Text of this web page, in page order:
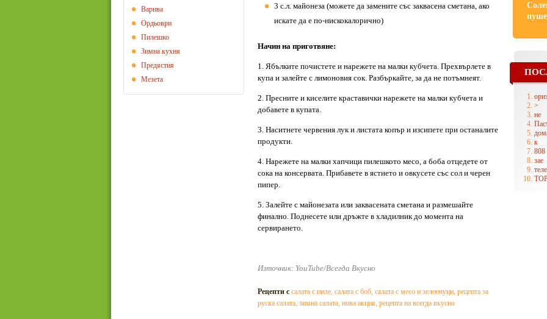
3 с.л. майонеза (можете да замените със заквасена сметана, ако
искате да е по-нискокалорично)
Начин на приготвяне:
1. Ябълките почистете и нарежете на малки кубчета. Прехвърлете в
купа и залейте с лимоновия сок. Разбъркайте, за да не потъмнеят.
2. Пресните и киселите краставички нарежете на малки кубчета и
добавете в купата.
3. Наситнете червения лук и листата копър и изсипете при останалите
продукти.
4. Нарежете на малки хапчици пилешкото месо, а боба отцедете от
сока на консервата. Прибавете в ястието и овкусете със сол и черен
пипер.
5. Залейте с майонезата или заквасената сметана и размешайте
финално. Поднесете или дръжте в хладилник до момента на
сервирането.
Източник: YouTube/Всегда Вкусно
Рецепти с салата с пиле, салата с боб, салата с месо и зеленчуци, рецепта за
руска салата, зимна салата, нова акция, рецепта на всегда вкусно
Варива
Ордьоври
Пилешко
Зимна кухня
Предястия
Мезета
>
не
к
808
зае
теле